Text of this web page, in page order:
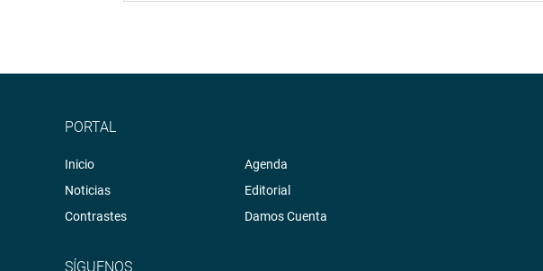
PORTAL
Inicio
Noticias
Contrastes
Agenda
Editorial
Damos Cuenta
SÍGUENOS